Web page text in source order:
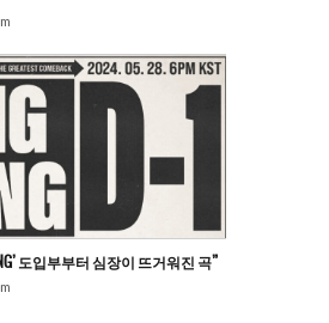
도입부부터 심장이 뜨거워진 곡”